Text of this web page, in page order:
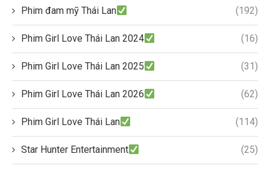
Phim đam mỹ Thái Lan (192)
Phim Girl Love Thái Lan 2024 (16)
Phim Girl Love Thái Lan 2025 (31)
Phim Girl Love Thái Lan 2026 (62)
Phim Girl Love Thái Lan (114)
Star Hunter Entertainment (25)